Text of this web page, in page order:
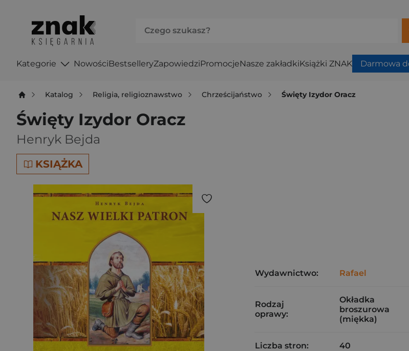
Kategorie NowościBestselleryZapowiedziPromocjeNasze zakładkiKsiążki ZNAK Darmowa
Katalog Religia, religioznawstwo Chrześcijaństwo Święty Izydor Oracz
Święty Izydor Oracz
Henryk Bejda
KSIĄŻKA
Wydawnictwo: Rafael
Rodzaj
oprawy:
Okładka
broszurowa
(miękka)
Liczba stron: 40